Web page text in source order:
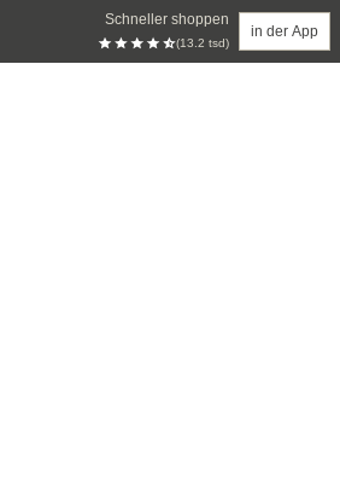
Schneller shoppen
(13.2 tsd)
in der App